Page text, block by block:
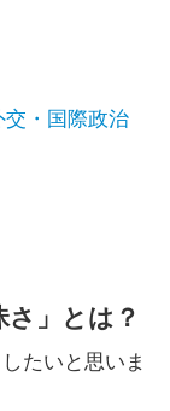
交・国際政治
」とは？
たいと思いま